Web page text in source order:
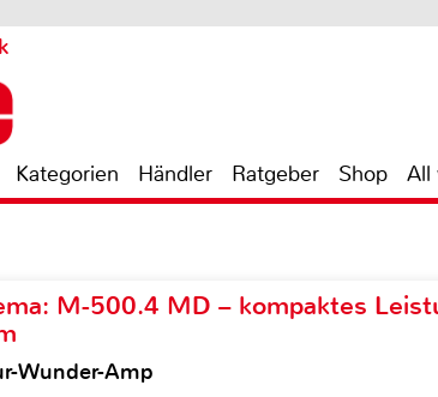
Kategorien Händler Ratgeber Shop All
M-500.4 MD – kompaktes
Wunder-Amp